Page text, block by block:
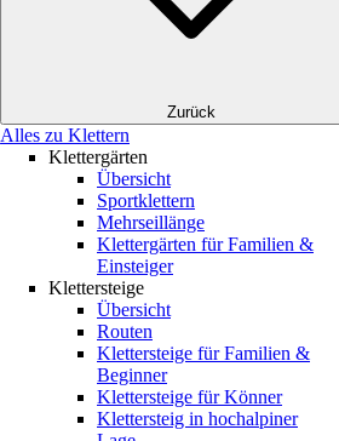
Zurück
Alles zu Klettern
Klettergärten
Übersicht
Sportklettern
Mehrseillänge
Klettergärten für Familien &
Einsteiger
Klettersteige
Übersicht
Routen
Klettersteige für Familien &
Beginner
Klettersteige für Könner
Klettersteig in hochalpiner